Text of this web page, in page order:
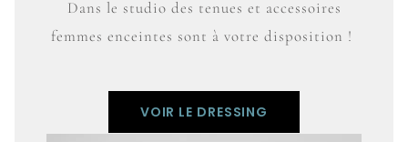
Dans le studio des tenues et accessoires
femmes enceintes sont à votre disposition !
VOIR LE DRESSING